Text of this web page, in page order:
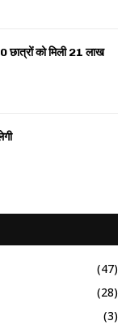
को मिली 21 लाख
(47)
(28)
(3)